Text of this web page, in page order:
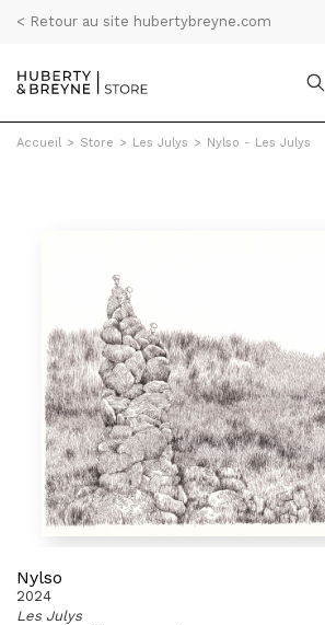
< Retour au site hubertybreyne.com
Accueil > Store > Les Julys > Nylso - Les Julys
Nylso
2024
Les Julys